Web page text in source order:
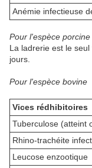
Anémie infectieuse
Pour l'espèce porcine
La ladrerie est le
jours.
Pour l'espèce bovine
Vices rédhibitoires
Tuberculose (atteint
Rhino-trachéite
Leucose enzootique